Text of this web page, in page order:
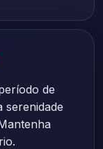
de
serenidade